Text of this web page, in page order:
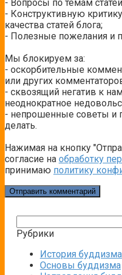
- Вопросы по темам
- Конструктивную
качества статей блога;
- Полезные пожелания и
Мы блокируем за:
- оскорбительные
или других
- сквозящий негатив к
неоднократное
- непрошенные советы и
делать.
Нажимая на кнопку
согласие на обработку
принимаю политику
Рубрики
История буддизма
Основы буддизма